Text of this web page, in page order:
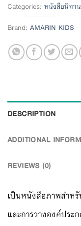
Categories: หนังสือนิทาน
Brand: AMARIN KIDS
DESCRIPTION
ADDITIONAL
REVIEWS (0)
เป็นหนังสือภาพสำห
และการวางองค์ประ